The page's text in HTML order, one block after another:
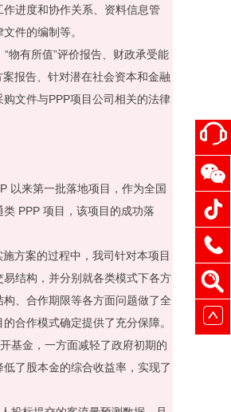
进度和协作关系、资料信息管
件的编制等。
“物有所值”评价报告、财政承受能
案报告、针对潜在社会资本和金融
购文件与PPP项目公司相关的法律
以来第一批落地项目，作为全国
类PPP 项目，该项目的成功落
施方案的过程中，我司针对本项目
结构，并分别就各类模式下各方
、合作期限等各方面问题做了全
合作模式确定提供了充分保障。
开基金，一方面减轻了政府初期的
了股本金的综合收益率，实现了